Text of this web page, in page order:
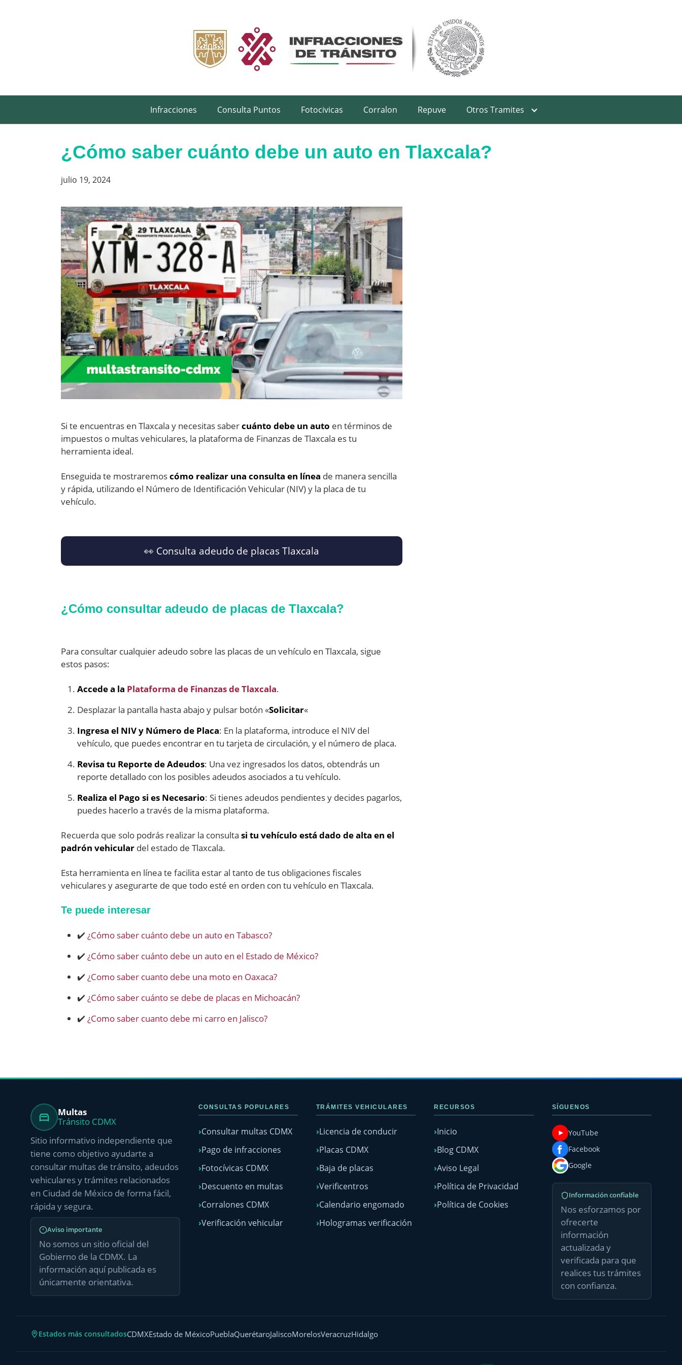
Infracciones Consulta Puntos Fotocivicas Corralon Repuve Otros Tramites
¿Cómo saber cuánto debe un auto en Tlaxcala?
julio 19, 2024
Si te encuentras en Tlaxcala y necesitas sabercuánto debe un auto en términos de
impuestos o multas vehiculares, la plataforma de Finanzas de Tlaxcala es tu
herramienta ideal.
Enseguida te mostraremoscómo realizar una consulta en línea de manera sencilla
y rápida, utilizando el Número de Identificación Vehicular (NIV) y la placa de tu
vehículo.
👀 Consulta adeudo de placas Tlaxcala
¿Cómo consultar adeudo de placas de Tlaxcala?
Para consultar cualquier adeudo sobre las placas de un vehículo en Tlaxcala, sigue
estos pasos:
Accede a la Plataforma de Finanzas de Tlaxcala.
Desplazar la pantalla hasta abajo y pulsar botón «Solicitar«
Ingresa el NIV y Número de Placa: En la plataforma, introduce el NIV del
vehículo, que puedes encontrar en tu tarjeta de circulación, y el número de placa.
Revisa tu Reporte de Adeudos: Una vez ingresados los datos, obtendrás un
reporte detallado con los posibles adeudos asociados a tu vehículo.
Realiza el Pago si es Necesario: Si tienes adeudos pendientes y decides pagarlos,
puedes hacerlo a través de la misma plataforma.
Recuerda que solo podrás realizar la consulta si tu vehículo está dado de alta en el
padrón vehicular del estado de Tlaxcala.
Esta herramienta en línea te facilita estar al tanto de tus obligaciones fiscales
vehiculares y asegurarte de que todo esté en orden con tu vehículo en Tlaxcala.
Te puede interesar
✔️ ¿Cómo saber cuánto debe un auto en Tabasco?
✔️ ¿Cómo saber cuánto debe un auto en el Estado de México?
✔️ ¿Como saber cuanto debe una moto en Oaxaca?
✔️ ¿Cómo saber cuánto se debe de placas en Michoacán?
✔️ ¿Como saber cuanto debe mi carro en Jalisco?
Multas
Tránsito CDMX
Sitio informativo independiente que
tiene como objetivo ayudarte a
consultar multas de tránsito, adeudos
vehiculares y trámites relacionados
en Ciudad de México de forma fácil,
rápida y segura.
Aviso importante
No somos un sitio oficial del
Gobierno de la CDMX. La
información aquí publicada es
únicamente orientativa.
CONSULTAS POPULARES
Consultar multas CDMX
Pago de infracciones
Fotocívicas CDMX
Descuento en multas
Corralones CDMX
Verificación vehicular
TRÁMITES VEHICULARES
Licencia de conducir
Placas CDMX
Baja de placas
Verificentros
Calendario engomado
Hologramas verificación
RECURSOS
Inicio
Blog CDMX
Aviso Legal
Política de Privacidad
Política de Cookies
SÍGUENOS
YouTube
Facebook
Google
Información confiable
Nos esforzamos por
ofrecerte
información
actualizada y
verificada para que
realices tus trámites
con confianza.
Estados más consultadosCDMXEstado de MéxicoPueblaQuerétaroJaliscoMorelosVeracruzHidalgo